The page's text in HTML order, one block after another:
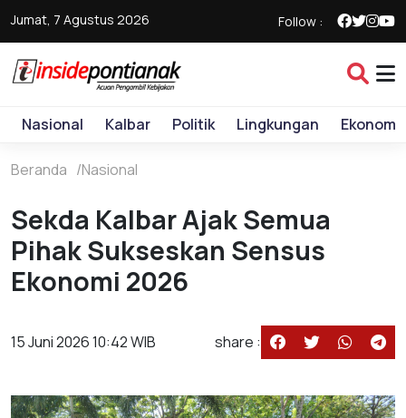
Jumat, 7 Agustus 2026 Follow :
Nasional Kalbar Politik Lingkungan Ekonomi
Beranda Nasional
Sekda Kalbar Ajak Semua
Pihak Sukseskan Sensus
Ekonomi 2026
15 Juni 2026 10:42 WIB share :